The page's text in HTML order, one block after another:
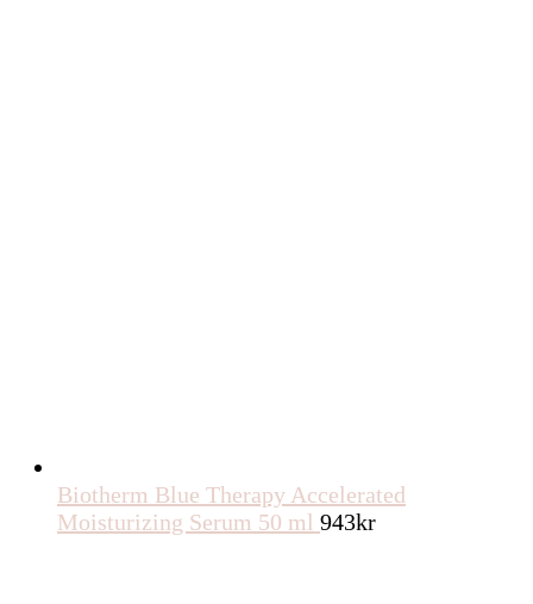
Biotherm Blue Therapy Accelerated
Moisturizing Serum 50 ml 943kr